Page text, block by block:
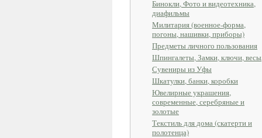
Бинокли, Фото и видеотехника,
диафильмы
Милитария (военное-форма,
погоны, нашивки, приборы)
Предметы личного пользования
Шпингалеты, Замки, ключи,
Сувениры из Уфы
Шкатулки, банки, коробки
Ювелирные украшения,
современные, серебряные и
золотые
Текстиль для дома (скатерти и
полотенца)